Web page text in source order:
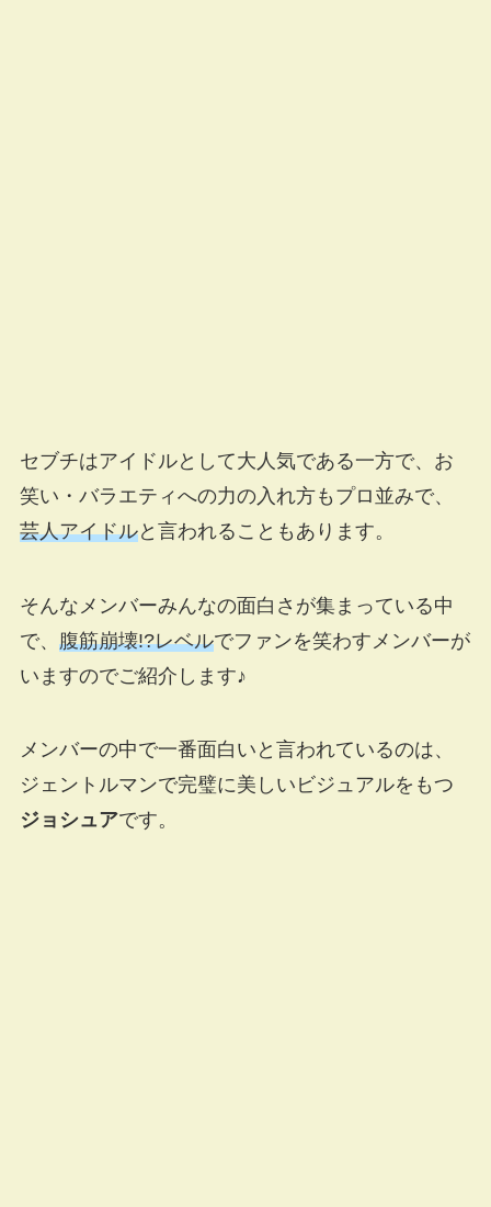
セブチはアイドルとして大人気である一方で、お
笑い・バラエティへの力の入れ方もプロ並みで、
芸人アイドルと言われることもあります。
そんなメンバーみんなの面白さが集まっている中
で、 腹筋崩壊!?レベルでファンを笑わすメンバーが
いますのでご紹介します♪
メンバーの中で一番面白いと言われているのは、
ジェントルマンで完璧に美しいビジュアルをもつ
ジョシュアです。